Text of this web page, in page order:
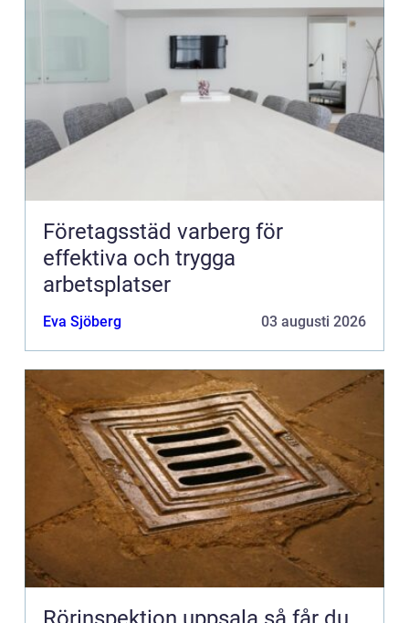
Företagsstäd varberg för
effektiva och trygga
arbetsplatser
Eva Sjöberg 03 augusti 2026